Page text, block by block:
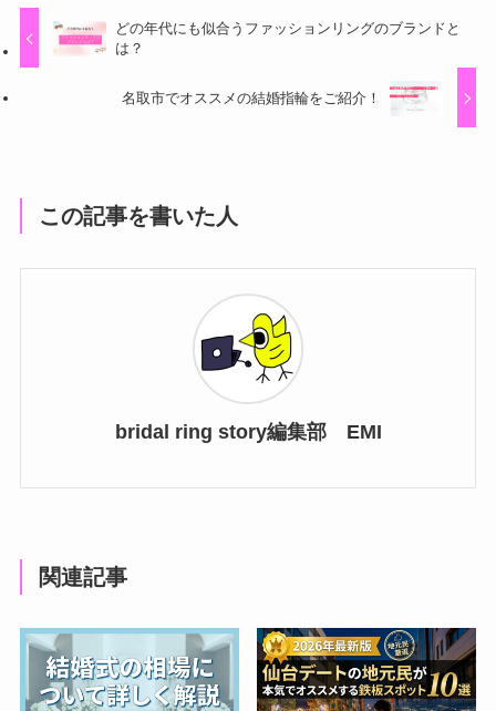
どの年代にも似合うファッションリングのブランドと
は？
名取市でオススメの結婚指輪をご紹介！
この記事を書いた人
bridal ring story編集部 EMI
関連記事